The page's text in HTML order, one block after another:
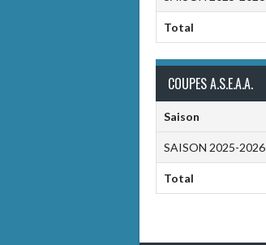
Total
COUPES A.S.E.A.A.
Saison
SAISON 2025-2026
Total